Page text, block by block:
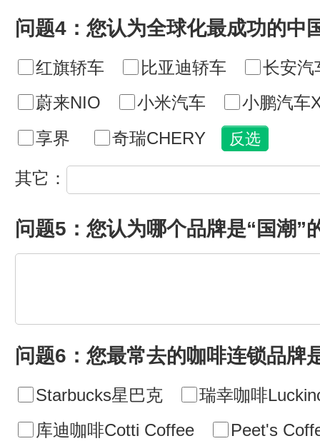
问题4：您认为全球化最成功的中
红旗轿车 比亚迪轿车
长安汽
蔚来NIO
小米汽车
小鹏汽车
享界
奇瑞CHERY
其它：
问题5：您认为哪个品牌是“国潮”
问题6：您最常去的咖啡连锁品牌
Starbucks星巴克
瑞幸咖啡
库迪咖啡Cotti Coffee
Peet's